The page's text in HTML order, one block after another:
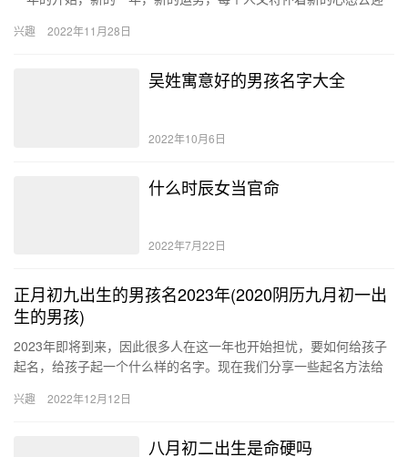
气增添…
兴趣 2022年11月28日
吴姓寓意好的男孩名字大全
2022年10月6日
什么时辰女当官命
2022年7月22日
正月初九出生的男孩名2023年(2020阴历九月初一出
生的男孩)
2023年即将到来，因此很多人在这一年也开始担忧，要如何给孩子
起名，给孩子起一个什么样的名字。现在我们分享一些起名方法给
…
兴趣 2022年12月12日
八月初二出生是命硬吗